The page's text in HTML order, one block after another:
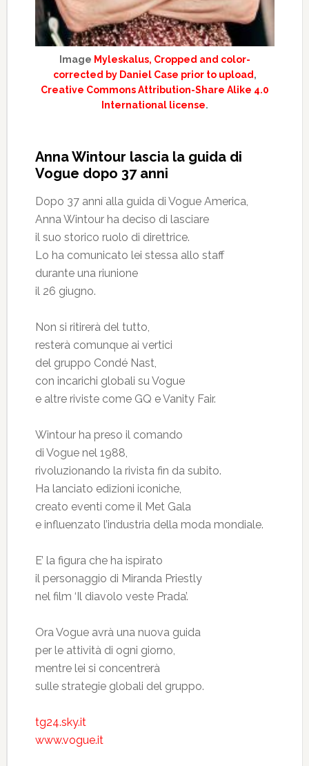
Image Myleskalus, Cropped and color-
corrected by Daniel Case prior to upload,
Creative Commons Attribution-Share Alike 4.0
International license.
Anna Wintour lascia la guida di
Vogue dopo 37 anni
Dopo 37 anni alla guida di Vogue America,
Anna Wintour ha deciso di lasciare
il suo storico ruolo di direttrice.
Lo ha comunicato lei stessa allo staff
durante una riunione
il 26 giugno.
Non si ritirerà del tutto,
resterà comunque ai vertici
del gruppo Condé Nast,
con incarichi globali su Vogue
e altre riviste come GQ e Vanity Fair.
Wintour ha preso il comando
di Vogue nel 1988,
rivoluzionando la rivista fin da subito.
Ha lanciato edizioni iconiche,
creato eventi come il Met Gala
e influenzato l’industria della moda mondiale.
E’ la figura che ha ispirato
il personaggio di Miranda Priestly
nel film ‘Il diavolo veste Prada’.
Ora Vogue avrà una nuova guida
per le attività di ogni giorno,
mentre lei si concentrerà
sulle strategie globali del gruppo.
tg24.sky.it
www.vogue.it